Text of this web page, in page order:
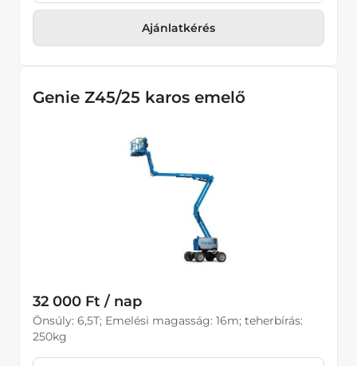
Ajánlatkérés
Genie Z45/25 karos emelő
32 000 Ft / nap
Önsúly: 6,5T; Emelési magasság: 16m; teherbírás:
250kg